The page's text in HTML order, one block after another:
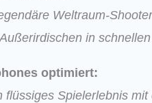
Weltraum-
in
optimiert:
flüssiges Spielerlebnis